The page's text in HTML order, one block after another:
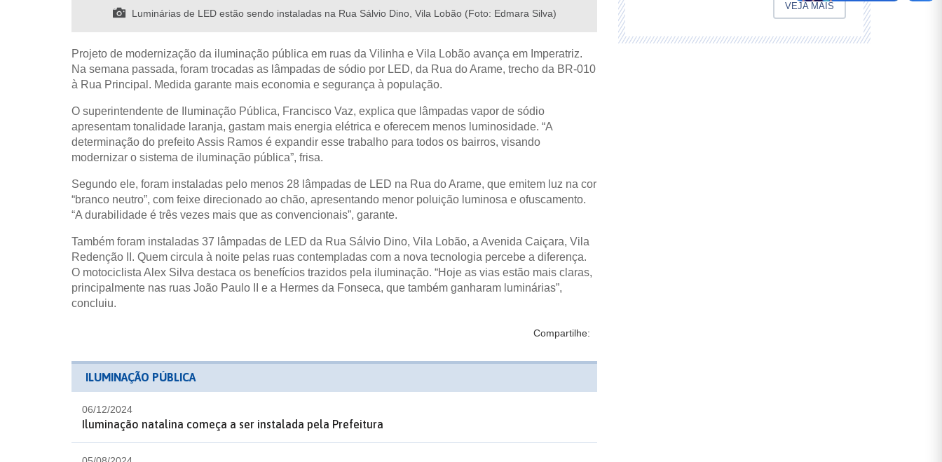
Luminárias de LED estão sendo instaladas na Rua Sálvio Dino, Vila Lobão (Foto: Edmara Silva)
Projeto de modernização da iluminação pública em ruas da Vilinha e Vila Lobão avança em Imperatriz.
Na semana passada, foram trocadas as lâmpadas de sódio por LED, da Rua do Arame, trecho da BR-010
à Rua Principal. Medida garante mais economia e segurança à população.
O superintendente de Iluminação Pública, Francisco Vaz, explica que lâmpadas vapor de sódio
apresentam tonalidade laranja, gastam mais energia elétrica e oferecem menos luminosidade. “A
determinação do prefeito Assis Ramos é expandir esse trabalho para todos os bairros, visando
modernizar o sistema de iluminação pública”, frisa.
Segundo ele, foram instaladas pelo menos 28 lâmpadas de LED na Rua do Arame, que emitem luz na cor
“branco neutro”, com feixe direcionado ao chão, apresentando menor poluição luminosa e ofuscamento.
“A durabilidade é três vezes mais que as convencionais”, garante.
Também foram instaladas 37 lâmpadas de LED da Rua Sálvio Dino, Vila Lobão, a Avenida Caiçara, Vila
Redenção II. Quem circula à noite pelas ruas contempladas com a nova tecnologia percebe a diferença.
O motociclista Alex Silva destaca os benefícios trazidos pela iluminação. “Hoje as vias estão mais claras,
principalmente nas ruas João Paulo II e a Hermes da Fonseca, que também ganharam luminárias”,
concluiu.
Compartilhe:
ILUMINAÇÃO PÚBLICA
06/12/2024
Iluminação natalina começa a ser instalada pela Prefeitura
VEJA MAIS